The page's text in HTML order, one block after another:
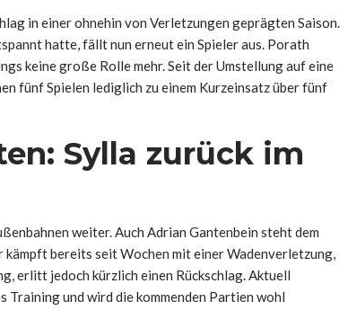
in einer ohnehin von Verletzungen geprägten Saison.
hatte, fällt nun erneut ein Spieler aus. Porath
keine große Rolle mehr. Seit der Umstellung auf eine
fünf Spielen lediglich zu einem Kurzeinsatz über fünf
Sylla zurück im
weiter. Auch Adrian Gantenbein steht dem
bereits seit Wochen mit einer Wadenverletzung,
erlitt jedoch kürzlich einen Rückschlag. Aktuell
und wird die kommenden Partien wohl